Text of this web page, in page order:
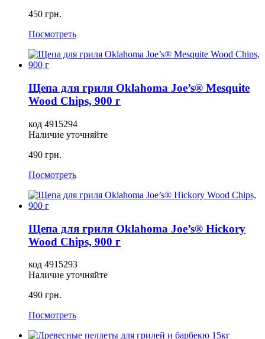
450 грн.
Посмотреть
Щепа для гриля Oklahoma Joe’s® Mesquite
Wood Chips, 900 г
код 4915294
Наличие уточняйте
490 грн.
Посмотреть
Щепа для гриля Oklahoma Joe’s® Hickory
Wood Chips, 900 г
код 4915293
Наличие уточняйте
490 грн.
Посмотреть